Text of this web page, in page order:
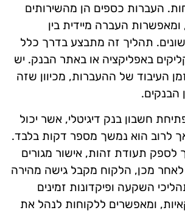
העברות כספים הן מהשירותים
ומאפשרות העברה מיידית בין
תהליך זה מתבצע בדרך כלל
באפליקציה או באתר הבנק. יש
העיבוד של ההעברות, מכיוון שזה
הבנקים.
חשבון בנק דיגיטלי, אשר יכול
לרוב הוא נמשך מספר דקות בלבד.
לספק תעודת זהות, אישור מגורים
מכן, הלקוח מקבל גישה מהירה
השקעה ופיקדונות זמינים
ומאפשרים ללקוחות לנהל את